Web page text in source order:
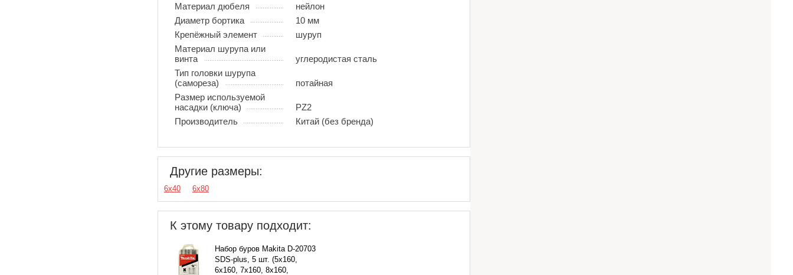
Материал дюбеля
нейлон
Диаметр бортика
10 мм
Крепёжный элемент
шуруп
Материал шурупа или
винта
углеродистая сталь
Тип головки шурупа
(самореза)
потайная
Размер используемой
насадки (ключа)
PZ2
Производитель
Китай (без бренда)
Другие размеры:
6х40 6х80
К этому товару подходит:
Набор буров Makita D-20703
SDS-plus, 5 шт. (5х160,
6х160, 7х160, 8х160,